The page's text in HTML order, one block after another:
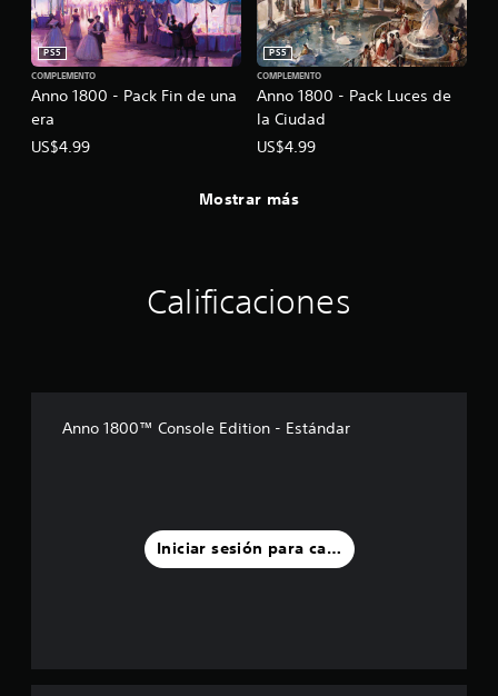
Anno 1800 - Pack Fin de una
era
PS5
COMPLEMENTO
US$4.99
Anno 1800 - Pack Luces de
la Ciudad
PS5
COMPLEMENTO
US$4.99
Mostrar más
Calificaciones
Anno 1800™ Console Edition - Estándar
Iniciar sesión para calificar